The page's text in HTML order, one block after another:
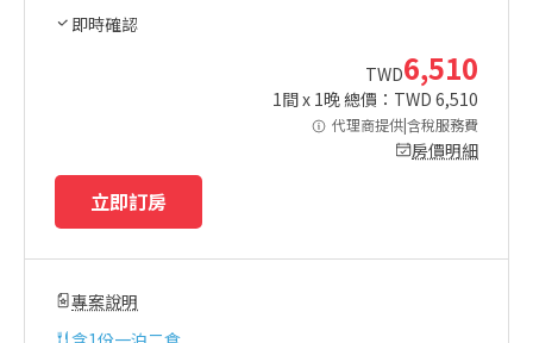
即時確認
TWD6,510
1間 x 1晚 總價：TWD 6,510
代理商提供|含稅服務費
房價明細
立即訂房
專案說明